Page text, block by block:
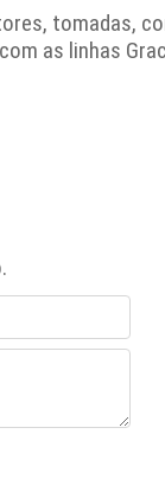
tomadas,
linhas